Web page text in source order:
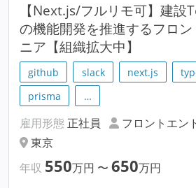
【Next.js/フルリモ可】建設
の機能開発を推進するフロ
ニア【組織拡大中】
github slack next.js
prisma
…
雇用形態 正社員
フロントエン
東京
年収 550万円 〜 650万円